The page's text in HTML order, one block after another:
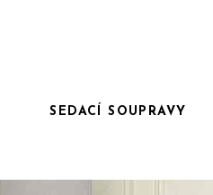
SEDACÍ SOUPRAVY